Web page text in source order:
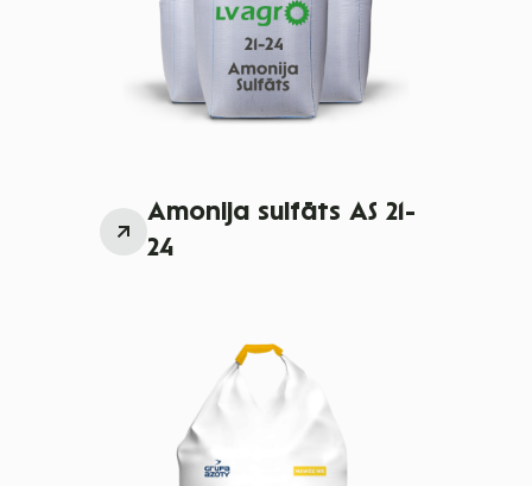
Amonija sulfāts AS 21-
24